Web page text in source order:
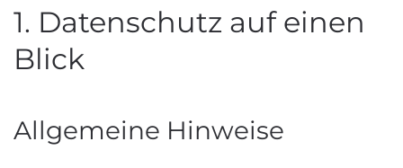
1. Datenschutz auf einen
Blick
Allgemeine Hinweise